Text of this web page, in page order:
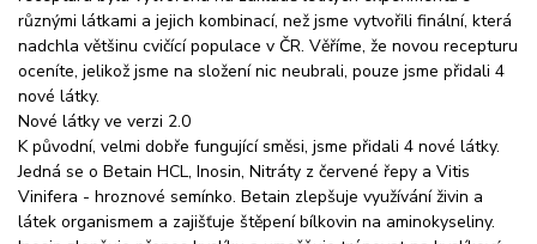
různými látkami a jejich kombinací, než jsme vytvořili finální, která
nadchla většinu cvičící populace v ČR. Věříme, že novou recepturu
oceníte, jelikož jsme na složení nic neubrali, pouze jsme přidali 4
nové látky.
Nové látky ve verzi 2.0
K původní, velmi dobře fungující směsi, jsme přidali 4 nové látky.
Jedná se o Betain HCL, Inosin, Nitráty z červené řepy a Vitis
Vinifera - hroznové semínko. Betain zlepšuje využívání živin a
látek organismem a zajišťuje štěpení bílkovin na aminokyseliny.